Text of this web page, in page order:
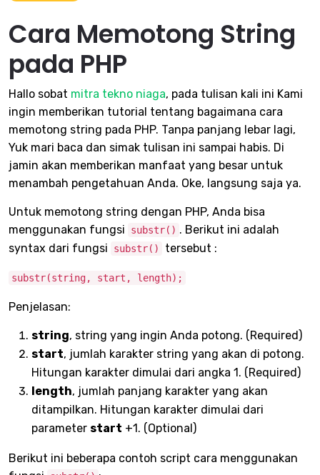
Cara Memotong String
pada PHP
Hallo sobat mitra tekno niaga, pada tulisan kali ini Kami
ingin memberikan tutorial tentang bagaimana cara
memotong string pada PHP. Tanpa panjang lebar lagi,
Yuk mari baca dan simak tulisan ini sampai habis. Di
jamin akan memberikan manfaat yang besar untuk
menambah pengetahuan Anda. Oke, langsung saja ya.
Untuk memotong string dengan PHP, Anda bisa
menggunakan fungsi
substr() . Berikut ini adalah
syntax dari fungsi
substr() tersebut :
substr(string, start, length);
Penjelasan:
string, string yang ingin Anda potong. (Required)
start, jumlah karakter string yang akan di potong.
Hitungan karakter dimulai dari angka 1. (Required)
length, jumlah panjang karakter yang akan
ditampilkan. Hitungan karakter dimulai dari
parameter start +1. (Optional)
Berikut ini beberapa contoh script cara menggunakan